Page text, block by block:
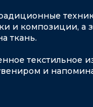
и композиции, а
ткань.
текстильное
и